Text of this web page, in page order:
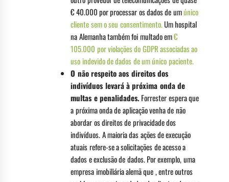
€ 40.000 por processar os dados de umúnico
cliente sem o seu consentimento.Um hospital
na Alemanha também foi multado em€
105.000 por violações do GDPR associadas ao
uso indevido de dados de um único paciente.
O não respeito aos direitos dos
indivíduos levará à próxima onda de
multas e penalidades. Forrester espera que
a próxima onda de aplicação venha de não
abordar os direitos de privacidade dos
indivíduos. A maioria das ações de execução
atuais refere-se a solicitações de acesso a
dados e exclusão de dados. Por exemplo, uma
empresa imobiliária alemã que , entre outros